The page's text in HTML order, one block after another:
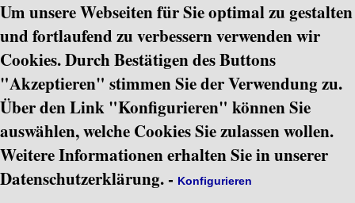
Um unsere Webseiten für Sie optimal zu gestalten
und fortlaufend zu verbessern verwenden wir
Cookies. Durch Bestätigen des Buttons
"Akzeptieren" stimmen Sie der Verwendung zu.
Über den Link "Konfigurieren" können Sie
auswählen, welche Cookies Sie zulassen wollen.
Weitere Informationen erhalten Sie in unserer
Datenschutzerklärung. - Konfigurieren